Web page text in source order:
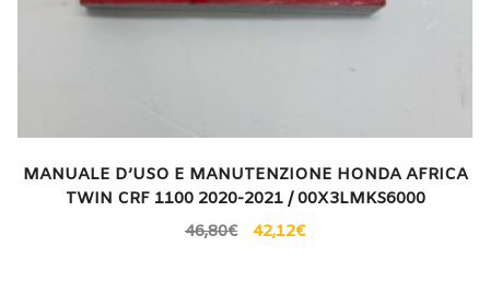
MANUALE D’USO E MANUTENZIONE HONDA AFRICA
TWIN CRF 1100 2020-2021 / 00X3LMKS6000
46,80€ 42,12€